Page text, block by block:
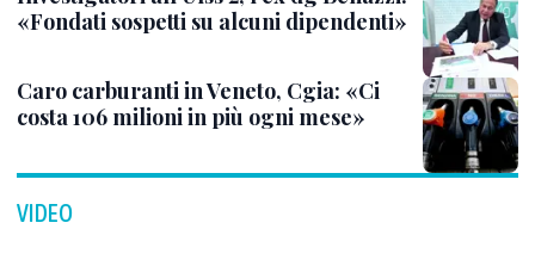
«Fondati sospetti su alcuni dipendenti»
Caro carburanti in Veneto, Cgia: «Ci
costa 106 milioni in più ogni mese»
VIDEO